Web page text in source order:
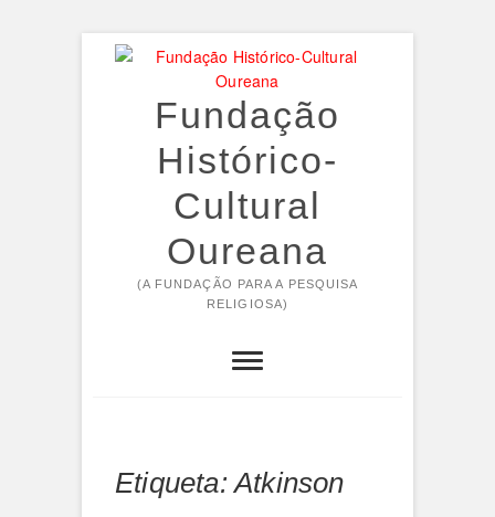
Fundação
Histórico-
Cultural
Oureana
(A FUNDAÇÃO PARA A PESQUISA
RELIGIOSA)
Etiqueta:Atkinson